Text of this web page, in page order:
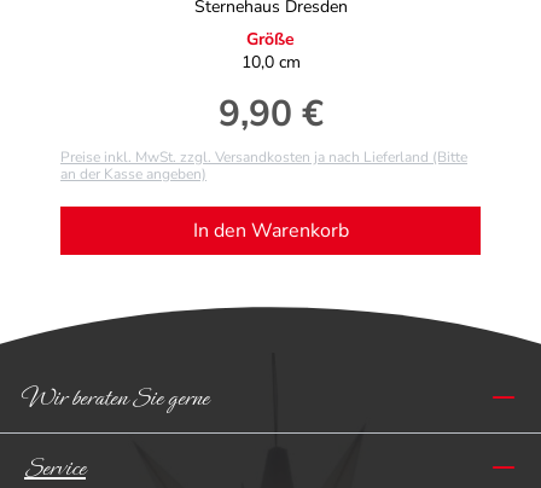
Sternehaus Dresden
Größe
10,0 cm
Regulärer Preis:
9,90 €
Preise inkl. MwSt. zzgl. Versandkosten ja nach Lieferland (Bitte
an der Kasse angeben)
In den Warenkorb
Wir beraten Sie gerne
Service